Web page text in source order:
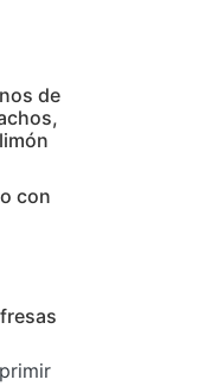
de
con